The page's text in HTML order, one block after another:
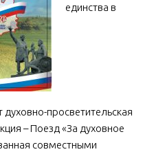
школа»
художественный
И.В. Коротеева
единства в
просветительская
– Поезд «За духовное
совместными